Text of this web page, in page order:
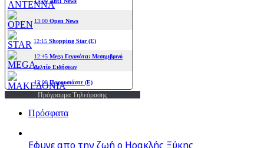
Πρόγραμμα Τηλεόρασης
Πρόσφατα
Εφυγε απο την ζωή o Ηρακλής Ξύκης